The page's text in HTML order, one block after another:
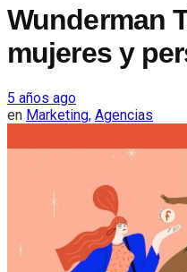
Wunderman
mujeres y
5 años ago
en Marketing, Agencias